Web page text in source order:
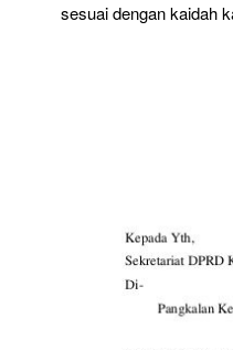
sesuai dengan kaidah